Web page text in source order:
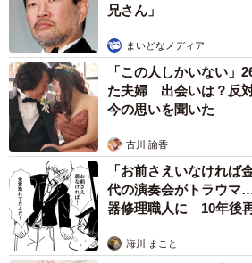
「このグラム売りの騙しやめて！！
れだいたい2000円ぐらいしますて書
的な値段突き付けられても「下さい
断れんのよ！！」と思いがあふれ出
のびつつ「や…やっぱりやめときま
光さん。自ら「世界一ダサい客やん
が一緒だったことでなんとか気まず
伝えることができたそうです。
兄さん」
まいどなメディア
「この人しかいない」
た夫婦 出会いは？反
今の思いを聞いた
古川 諭香
「お前さえいなければ
代の演奏会がトラウ
器修理職人に 10年後
海川 まこと